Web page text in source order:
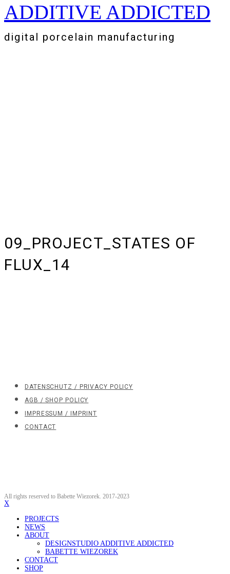
Zum
Inhalt
springen
ADDITIVE ADDICTED
digital porcelain manufacturing
09_PROJECT_STATES OF
FLUX_14
DATENSCHUTZ / PRIVACY POLICY
AGB / SHOP POLICY
IMPRESSUM / IMPRINT
CONTACT
All rights reserved to Babette Wiezorek. 2017-2023
X
PROJECTS
NEWS
ABOUT
DESIGNSTUDIO ADDITIVE ADDICTED
BABETTE WIEZOREK
CONTACT
SHOP